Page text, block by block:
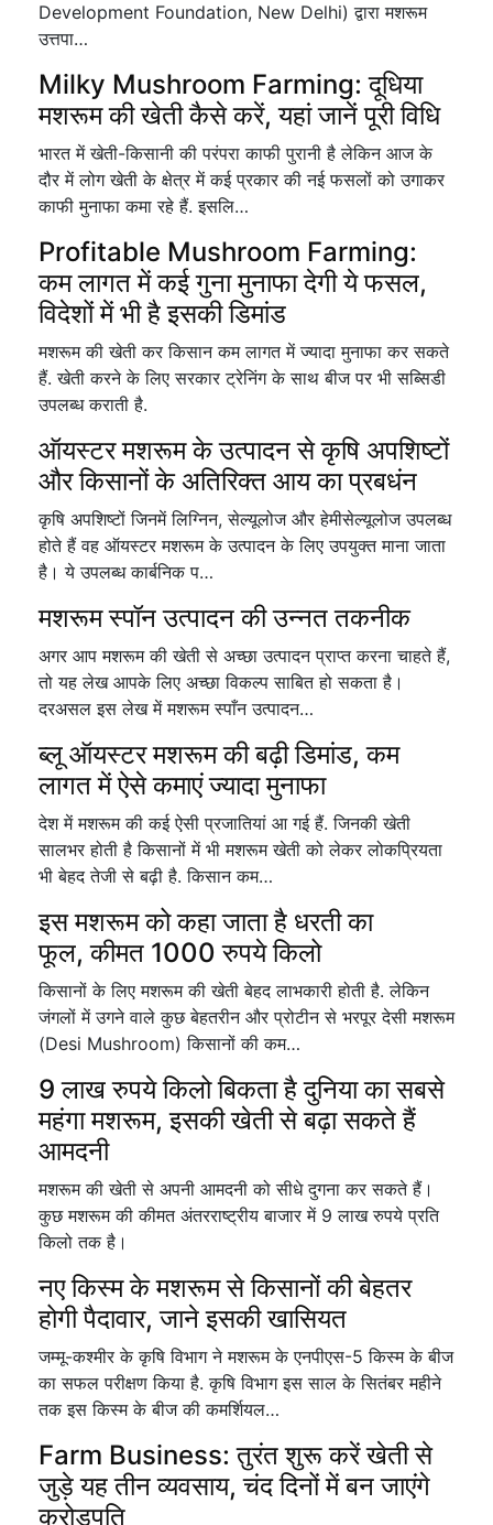
Development Foundation, New Delhi) द्वारा मशरूम
उत्तपा…
Milky Mushroom Farming: दूधिया
मशरूम की खेती कैसे करें, यहां जानें पूरी विधि
भारत में खेती-किसानी की परंपरा काफी पुरानी है लेकिन आज के
दौर में लोग खेती के क्षेत्र में कई प्रकार की नई फसलों को उगाकर
काफी मुनाफा कमा रहे हैं. इसलि…
Profitable Mushroom Farming:
कम लागत में कई गुना मुनाफा देगी ये फसल,
विदेशों में भी है इसकी डिमांड
मशरूम की खेती कर किसान कम लागत में ज्यादा मुनाफा कर सकते
हैं. खेती करने के लिए सरकार ट्रेनिंग के साथ बीज पर भी सब्सिडी
उपलब्ध कराती है.
ऑयस्टर मशरूम के उत्पादन से कृषि अपशिष्टों
और किसानों के अतिरिक्त आय का प्रबधंन
कृषि अपशिष्टों जिनमें लिग्निन, सेल्यूलोज और हेमीसेल्यूलोज उपलब्ध
होते हैं वह ऑयस्टर मशरूम के उत्पादन के लिए उपयुक्त माना जाता
है। ये उपलब्ध कार्बनिक प…
मशरूम स्पॉन उत्पादन की उन्नत तकनीक
अगर आप मशरूम की खेती से अच्छा उत्पादन प्राप्त करना चाहते हैं,
तो यह लेख आपके लिए अच्छा विकल्प साबित हो सकता है।
दरअसल इस लेख में मशरूम स्पाँन उत्पादन…
ब्लू ऑयस्टर मशरूम की बढ़ी डिमांड, कम
लागत में ऐसे कमाएं ज्यादा मुनाफा
देश में मशरूम की कई ऐसी प्रजातियां आ गई हैं. जिनकी खेती
सालभर होती है किसानों में भी मशरूम खेती को लेकर लोकप्रियता
भी बेहद तेजी से बढ़ी है. किसान कम…
इस मशरूम को कहा जाता है धरती का
फूल, कीमत 1000 रुपये किलो
किसानों के लिए मशरूम की खेती बेहद लाभकारी होती है. लेकिन
जंगलों में उगने वाले कुछ बेहतरीन और प्रोटीन से भरपूर देसी मशरूम
(Desi Mushroom) किसानों की कम…
9 लाख रुपये किलो बिकता है दुनिया का सबसे
महंगा मशरूम, इसकी खेती से बढ़ा सकते हैं
आमदनी
मशरूम की खेती से अपनी आमदनी को सीधे दुगना कर सकते हैं।
कुछ मशरूम की कीमत अंतरराष्ट्रीय बाजार में 9 लाख रुपये प्रति
किलो तक है।
नए किस्म के मशरूम से किसानों की बेहतर
होगी पैदावार, जाने इसकी खासियत
जम्मू-कश्मीर के कृषि विभाग ने मशरूम के एनपीएस-5 किस्म के बीज
का सफल परीक्षण किया है. कृषि विभाग इस साल के सितंबर महीने
तक इस किस्म के बीज की कमर्शियल…
Farm Business: तुरंत शुरू करें खेती से
जुड़े यह तीन व्यवसाय, चंद दिनों में बन जाएंगे
करोड़पति